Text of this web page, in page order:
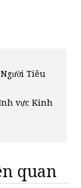
Tiêu
vực Kinh
quan